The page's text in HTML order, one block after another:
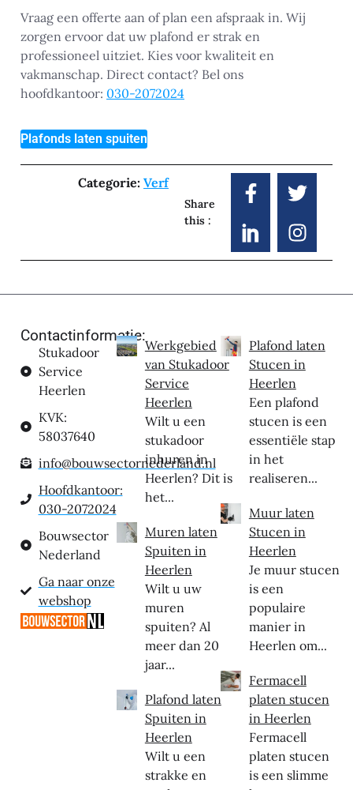
Vraag een offerte aan of plan een afspraak in. Wij
zorgen ervoor dat uw plafond er strak en
professioneel uitziet. Kies voor kwaliteit en
vakmanschap. Direct contact? Bel ons
hoofdkantoor: 030-2072024
Plafonds laten spuiten
Categorie: Verf
Share
this :
Contactinformatie:
Stukadoor
Service
Heerlen
KVK:
58037640
info@bouwsectornederland.nl
Hoofdkantoor:
030-2072024
Bouwsector
Nederland
Ga naar onze
webshop
Werkgebied
van Stukadoor
Service
Heerlen
Wilt u een
stukadoor
inhuren in
Heerlen? Dit is
het...
Muren laten
Spuiten in
Heerlen
Wilt u uw
muren
spuiten? Al
meer dan 20
jaar...
Plafond laten
Spuiten in
Heerlen
Wilt u een
strakke en
Plafond laten
Stucen in
Heerlen
Een plafond
stucen is een
essentiële stap
in het
realiseren...
Muur laten
Stucen in
Heerlen
Je muur stucen
is een
populaire
manier in
Heerlen om...
Fermacell
platen stucen
in Heerlen
Fermacell
platen stucen
is een slimme